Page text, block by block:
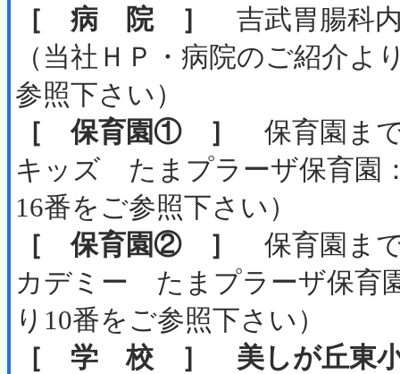
［ 病 院 ］
吉武胃腸科
（当社ＨＰ・病院のご紹介よ
参照下さい）
［ 保育園① ］
保育園ま
キッズ たまプラーザ保育園
16番をご参照下さい）
［ 保育園② ］
保育園ま
カデミー たまプラーザ保育
り10番をご参照下さい）
［ 学 校 ］
美しが丘東